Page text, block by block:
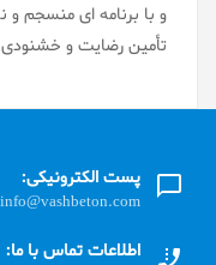
و با برنامه ای منسجم و
تأمین رضایت و خشنودی
پست الکترونیکی:
info@vashbeton.com
اطلاعات تماس با ما: